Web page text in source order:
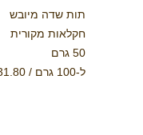
תות שדה מיובש
חקלאות מקורית
50 גרם
ל-100 גרם / 31.80 ₪